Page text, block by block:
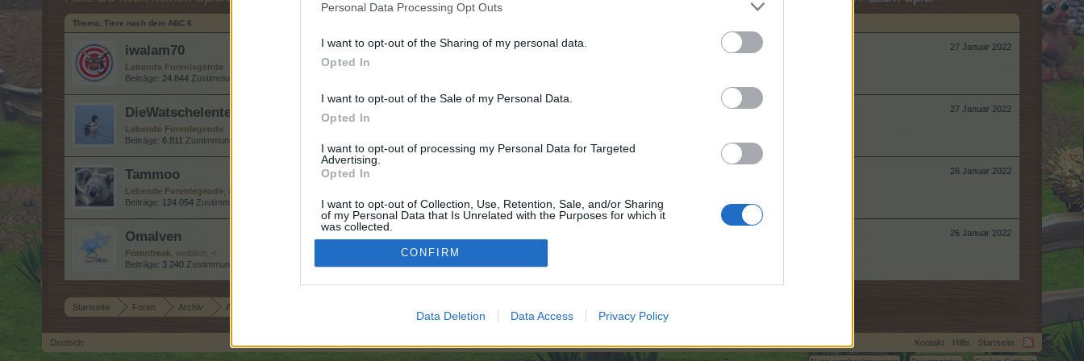
Personal Data Processing Opt Outs
I want to opt-out of the Sharing of my personal data.
Opted In
I want to opt-out of the Sale of my Personal Data.
Opted In
I want to opt-out of processing my Personal Data for Targeted
Advertising.
Opted In
I want to opt-out of Collection, Use, Retention, Sale, and/or Sharing
of my Personal Data that Is Unrelated with the Purposes for which it
was collected.
Opted Out
CONFIRM
Data Deletion Data Access Privacy Policy
Thema: Tiere nach dem ABC 6
27 Januar 2022
iwalam70
Lebende Forenlegende
Beiträge: 24.844 Zustimmungen:
27 Januar 2022
DieWatschelente0815
Lebende Forenlegende
Beiträge: 6.811 Zustimmungen:
26 Januar 2022
Tammoo
Lebende Forenlegende , männlich
Beiträge: 124.054 Zustimmungen: Punkte für Erfolge: 6.000
26 Januar 2022
OmaIven
Forenfreak , weiblich, <
Beiträge: 3.240 Zustimmungen: Punkte für Erfolge:
Startseite Foren Archiv Archiv Rest
Deutsch Kontakt Hilfe
Startseite